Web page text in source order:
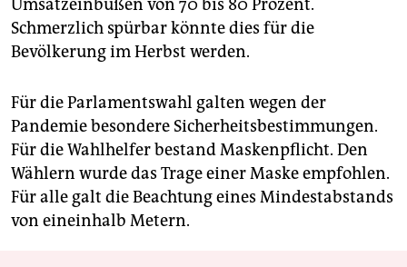
Umsatzeinbußen von 70 bis 80 Prozent.
Schmerzlich spürbar könnte dies für die
Bevölkerung im Herbst werden.
Für die Parlamentswahl galten wegen der
Pandemie besondere Sicherheitsbestimmungen.
Für die Wahlhelfer bestand Maskenpflicht. Den
Wählern wurde das Trage einer Maske empfohlen.
Für alle galt die Beachtung eines Mindestabstands
von eineinhalb Metern.